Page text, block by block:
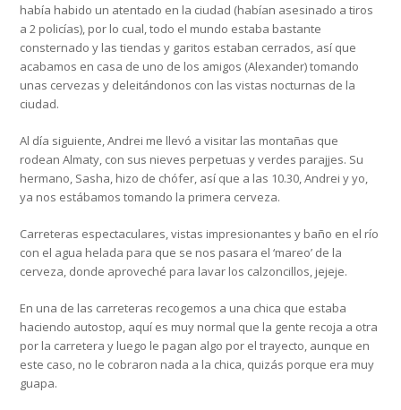
había habido un atentado en la ciudad (habían asesinado a tiros
a 2 policías), por lo cual, todo el mundo estaba bastante
consternado y las tiendas y garitos estaban cerrados, así que
acabamos en casa de uno de los amigos (Alexander) tomando
unas cervezas y deleitándonos con las vistas nocturnas de la
ciudad.
Al día siguiente, Andrei me llevó a visitar las montañas que
rodean Almaty, con sus nieves perpetuas y verdes parajjes. Su
hermano, Sasha, hizo de chófer, así que a las 10.30, Andrei y yo,
ya nos estábamos tomando la primera cerveza.
Carreteras espectaculares, vistas impresionantes y baño en el río
con el agua helada para que se nos pasara el ‘mareo’ de la
cerveza, donde aproveché para lavar los calzoncillos, jejeje.
En una de las carreteras recogemos a una chica que estaba
haciendo autostop, aquí es muy normal que la gente recoja a otra
por la carretera y luego le pagan algo por el trayecto, aunque en
este caso, no le cobraron nada a la chica, quizás porque era muy
guapa.